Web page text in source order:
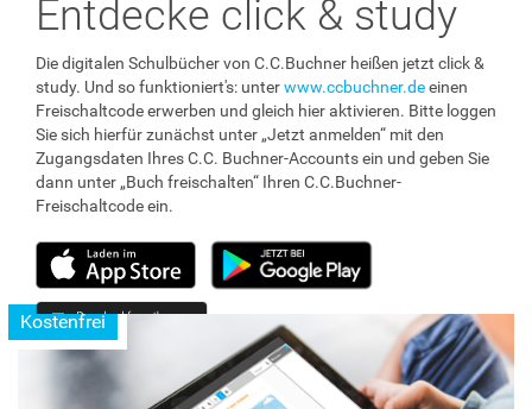
Entdecke click & study
Die digitalen Schulbücher von C.C.Buchner heißen jetzt click &
study. Und so funktioniert's: unterwww.ccbuchner.deeinen
Freischaltcode erwerben und gleich hier aktivieren. Bitte loggen
Sie sich hierfür zunächst unter „Jetzt anmelden“ mit den
Zugangsdaten Ihres C.C. Buchner-Accounts ein und geben Sie
dann unter „Buch freischalten“ Ihren C.C.Buchner-
Freischaltcode ein.
Kostenfrei